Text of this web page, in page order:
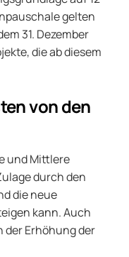
gelten
31. Dezember
die ab diesem
von den
und Mittlere
durch den
die neue
kann. Auch
Erhöhung der